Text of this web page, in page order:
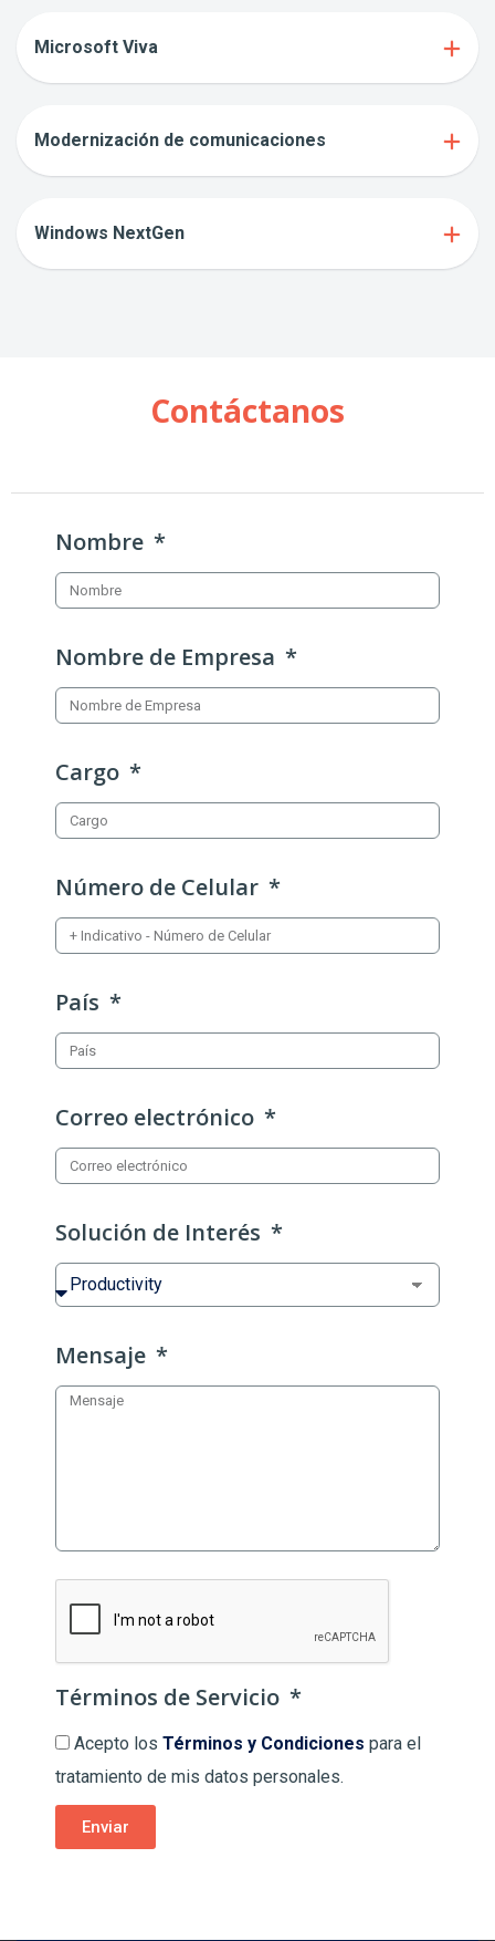
Microsoft Viva
Modernización de comunicaciones
Windows NextGen
Contáctanos
Nombre
Nombre de Empresa
Cargo
Número de Celular
País
Correo electrónico
Solución de Interés
Mensaje
Términos de Servicio
Acepto los Términos y Condiciones para el
tratamiento de mis datos personales.
Enviar